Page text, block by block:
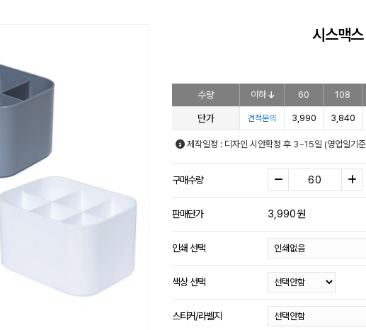
시스맥
수량 이하 60 108
단가 견적문의 3,990 3,840
제작일정 : 디자인 시안확정 후 3~15일 (영업일기
구매수량
판매단가 3,990원
인쇄 선택
색상 선택
스티커/라벨지